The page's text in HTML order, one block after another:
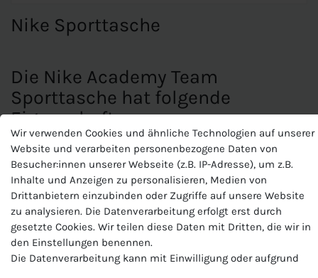
Nike Sporttasche
Die Nike Academy Team
Sporttasche hat folgende
Eigenschaften:
Nike Academy Team Sporttasche
ist eine große Tasche
in der man all seine Sportsachen transportieren kann.
Eigenschaften:
Fächer:zwei Reißverschlussfächer wovon ein Bodenfach
für Schuhe oder feuchte Bekleidung
Schulterriemen:Verstellbarer und abnehmbarer
Schulterriemen; zwei Tragegurte
Wir verwenden Cookies und ähnliche Technologien auf unserer
Website und verarbeiten personenbezogene Daten von
Besucher:innen unserer Webseite (z.B. IP-Adresse), um z.B.
Inhalte und Anzeigen zu personalisieren, Medien von
Drittanbietern einzubinden oder Zugriffe auf unsere Website
zu analysieren. Die Datenverarbeitung erfolgt erst durch
gesetzte Cookies. Wir teilen diese Daten mit Dritten, die wir in
den Einstellungen benennen.
Die Datenverarbeitung kann mit Einwilligung oder aufgrund